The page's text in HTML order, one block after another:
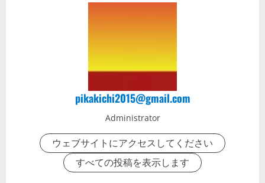
pikakichi2015@gmail.com
Administrator
ウェブサイトにアクセスしてください
すべての投稿を表示します